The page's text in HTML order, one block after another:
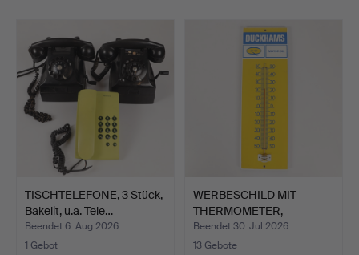
TISCHTELEFONE, 3 Stück,
Bakelit, u.a. Tele…
Beendet 6. Aug 2026
1 Gebot
WERBESCHILD MIT
THERMOMETER,
"Duckhams", B…
Beendet 30. Jul 2026
13 Gebote